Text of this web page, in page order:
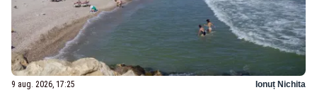
9 aug. 2026, 17:25 Ionuț Nichita